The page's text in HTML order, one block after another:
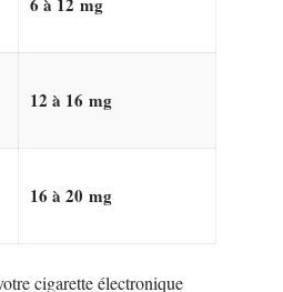
12 à 16 mg
16 à 20 mg